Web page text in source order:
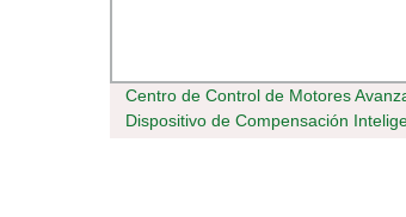
Centro de Control de Motores
Dispositivo de Compensación